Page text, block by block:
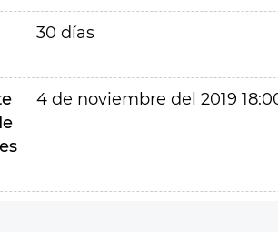
30 días
4 de noviembre del 2019